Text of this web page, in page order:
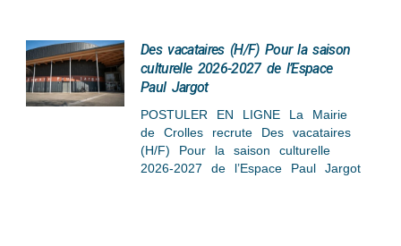
Des vacataires (H/F) Pour la saison
culturelle 2026-2027 de l’Espace
Paul Jargot
POSTULER EN LIGNE La Mairie
de Crolles recrute Des vacataires
(H/F) Pour la saison culturelle
2026-2027 de l’Espace Paul Jargot